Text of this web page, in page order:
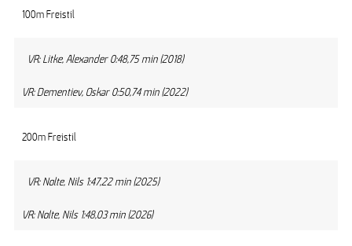
100m Freistil
VR: Litke, Alexander 0:48,75 min (2018)
VR: Dementiev, Oskar 0:50,74 min (2022)
200m Freistil
VR: Nolte, Nils 1:47,22 min (2025)
VR: Nolte, Nils 1:48,03 min (2026)